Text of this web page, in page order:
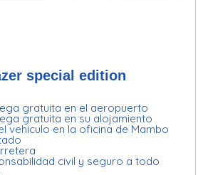
special edition
gratuita en el aeropuerto
gratuita en su alojamiento
vehiculo en la oficina de Mambo
civil y seguro a todo